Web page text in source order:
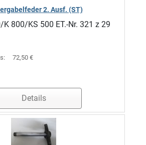
2. Ausf. (ST)
800/KS 500 ET.-Nr. 321 z 29
72,50 €
Details